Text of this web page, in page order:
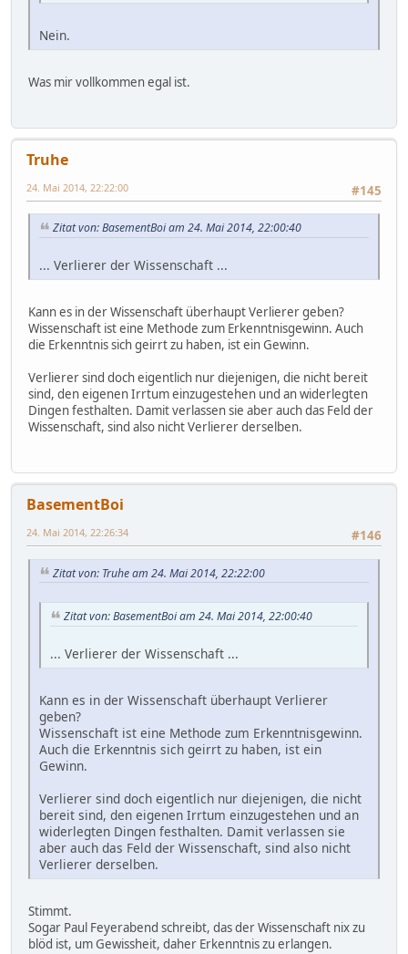
Nein.
Was mir vollkommen egal ist.
Truhe
#145
24. Mai 2014, 22:22:00
Zitat von: BasementBoi am 24. Mai 2014, 22:00:40
... Verlierer der Wissenschaft ...
Kann es in der Wissenschaft überhaupt Verlierer geben?
Wissenschaft ist eine Methode zum Erkenntnisgewinn. Auch
die Erkenntnis sich geirrt zu haben, ist ein Gewinn.
Verlierer sind doch eigentlich nur diejenigen, die nicht bereit
sind, den eigenen Irrtum einzugestehen und an widerlegten
Dingen festhalten. Damit verlassen sie aber auch das Feld der
Wissenschaft, sind also nicht Verlierer derselben.
BasementBoi
#146
24. Mai 2014, 22:26:34
Zitat von: Truhe am 24. Mai 2014, 22:22:00
Zitat von: BasementBoi am 24. Mai 2014, 22:00:40
... Verlierer der Wissenschaft ...
Kann es in der Wissenschaft überhaupt Verlierer
geben?
Wissenschaft ist eine Methode zum Erkenntnisgewinn.
Auch die Erkenntnis sich geirrt zu haben, ist ein
Gewinn.
Verlierer sind doch eigentlich nur diejenigen, die nicht
bereit sind, den eigenen Irrtum einzugestehen und an
widerlegten Dingen festhalten. Damit verlassen sie
aber auch das Feld der Wissenschaft, sind also nicht
Verlierer derselben.
Stimmt.
Sogar Paul Feyerabend schreibt, das der Wissenschaft nix zu
blöd ist, um Gewissheit, daher Erkenntnis zu erlangen.